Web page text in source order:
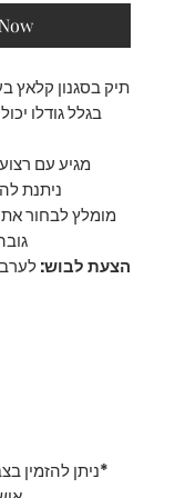
תיק בסגנון קלאץ
בגלל גודלו
מגיע עם
ניתנת
מומלץ לבחור
הצעת לבוש:
*ניתן להזמין